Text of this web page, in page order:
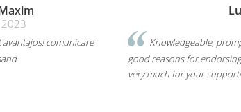
comunicare
Knowledgeable,
good reasons for
very much for your support!